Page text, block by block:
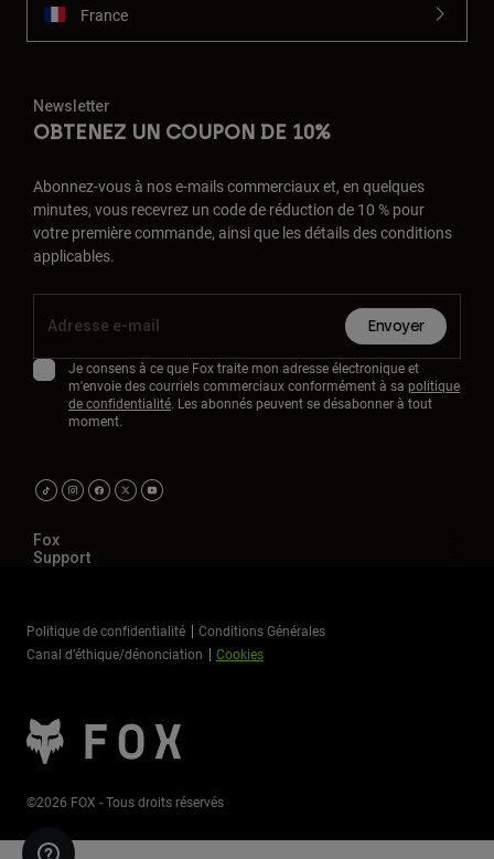
France
Newsletter
OBTENEZ UN COUPON DE 10%
Abonnez-vous à nos e-mails commerciaux et, en quelques
minutes, vous recevrez un code de réduction de 10 % pour
votre première commande, ainsi que les détails des conditions
applicables.
Envoyer
Je consens à ce que Fox traite mon adresse électronique et
m'envoie des courriels commerciaux conformément à sa politique
de confidentialité. Les abonnés peuvent se désabonner à tout
moment.
Fox
Support
Politique de confidentialité
Conditions Générales
Canal d’éthique/dénonciation
Cookies
©2026 FOX - Tous droits réservés